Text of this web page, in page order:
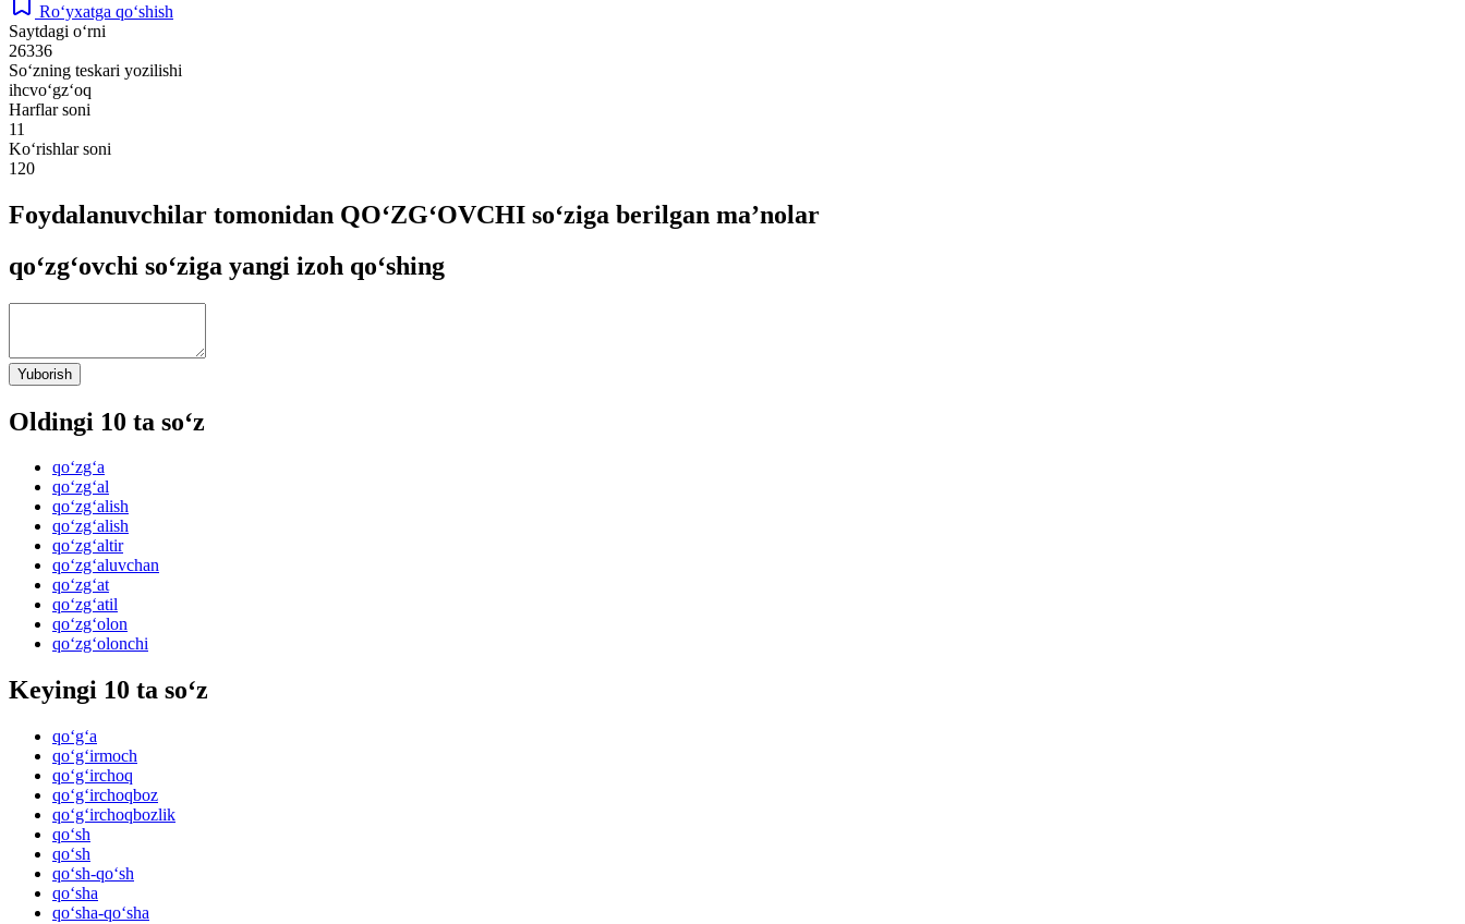
Ro‘yxatga qo‘shish
Saytdagi o‘rni
26336
So‘zning teskari yozilishi
ihcvo‘gz‘oq
Harflar soni
11
Ko‘rishlar soni
120
Foydalanuvchilar tomonidan QO‘ZG‘OVCHI so‘ziga berilgan ma’nolar
qo‘zg‘ovchi so‘ziga yangi izoh qo‘shing
Yuborish
Oldingi 10 ta so‘z
qo‘zg‘a
qo‘zg‘al
qo‘zg‘alish
qo‘zg‘alish
qo‘zg‘altir
qo‘zg‘aluvchan
qo‘zg‘at
qo‘zg‘atil
qo‘zg‘olon
qo‘zg‘olonchi
Keyingi 10 ta so‘z
qo‘g‘a
qo‘g‘irmoch
qo‘g‘irchoq
qo‘g‘irchoqboz
qo‘g‘irchoqbozlik
qo‘sh
qo‘sh
qo‘sh-qo‘sh
qo‘sha
qo‘sha-qo‘sha